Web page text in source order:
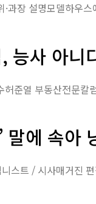
능사 아니
에 속아